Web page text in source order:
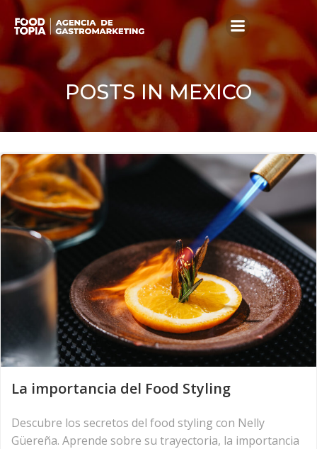
content
POSTS IN MEXICO
La importancia del Food Styling
Descubre los secretos del food styling con Nelly
Güereña. Aprende sobre su trayectoria, la importancia